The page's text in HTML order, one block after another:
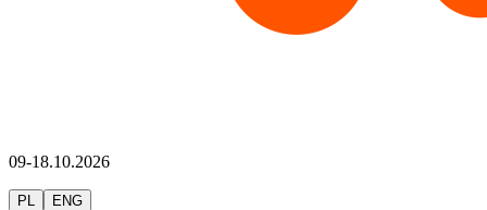
09-18.10.2026
PL ENG